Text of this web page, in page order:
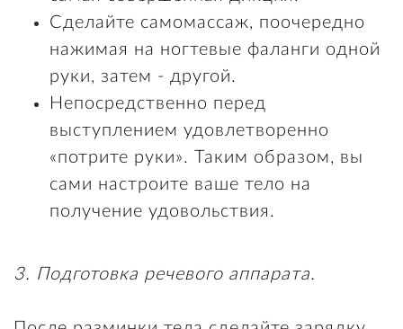
Сделайте самомассаж, поочередно
нажимая на ногтевые фаланги одной
руки, затем - другой.
Непосредственно перед
выступлением удовлетворенно
«потрите руки». Таким образом, вы
сами настроите ваше тело на
получение удовольствия.
3. Подготовка речевого аппарата.